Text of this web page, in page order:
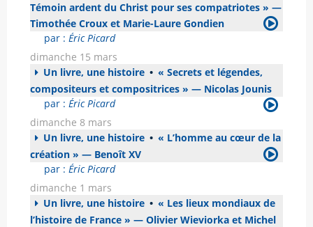
Témoin ardent du Christ pour ses compatriotes » —
Timothée Croux et Marie-Laure Gondien
par : Éric Picard
dimanche 15 mars
Un livre, une histoire • « Secrets et légendes,
compositeurs et compositrices » — Nicolas Jounis
par : Éric Picard
dimanche 8 mars
Un livre, une histoire • « L’homme au cœur de la
création » — Benoît XV
par : Éric Picard
dimanche 1 mars
Un livre, une histoire • « Les lieux mondiaux de
l’histoire de France » — Olivier Wieviorka et Michel